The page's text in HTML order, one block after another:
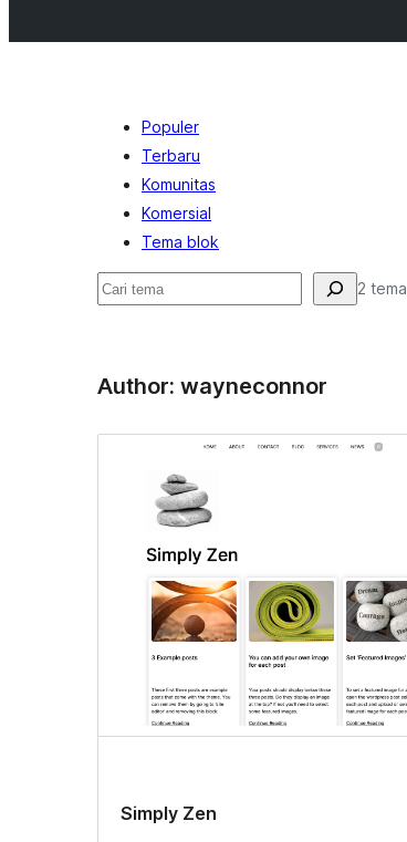
Populer
Terbaru
Komunitas
Komersial
Tema blok
Cari 2 tema
Author: wayneconnor
Simply Zen